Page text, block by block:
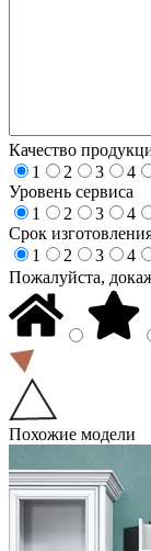
Качество
1
2 3 4
Уровень сервиса
1
2 3 4
Срок
1
2 3 4
Пожалуйста,
Похожие модели